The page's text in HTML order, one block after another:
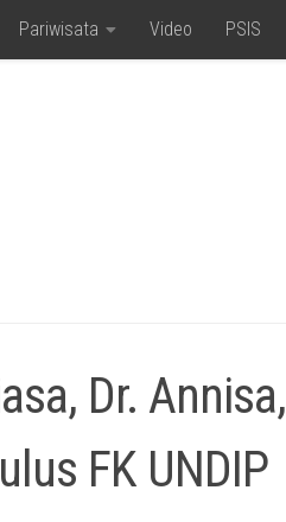
Pariwisata Video PSIS
Dr. Annisa,
FK UNDIP